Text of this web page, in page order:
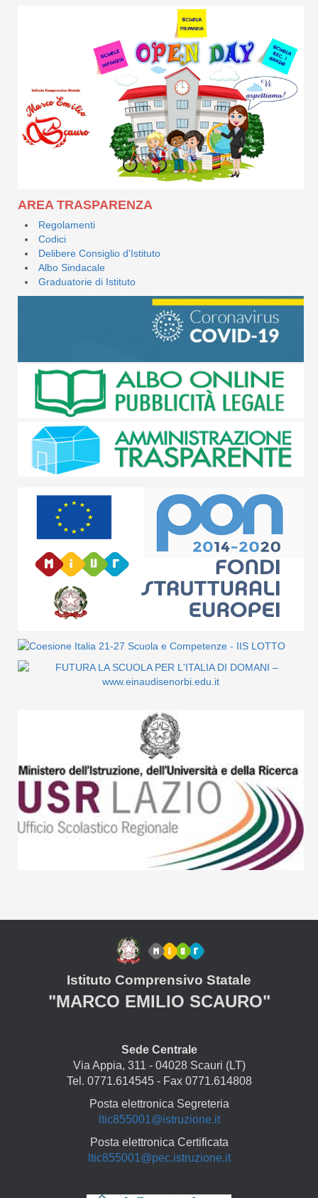
AREA TRASPARENZA
Regolamenti
Codici
Delibere Consiglio d'Istituto
Albo Sindacale
Graduatorie di Istituto
Istituto Comprensivo Statale
"MARCO EMILIO SCAURO"
Sede Centrale
Via Appia, 311 - 04028 Scauri (LT)
Tel. 0771.614545 - Fax 0771.614808
Posta elettronica Segreteria
ltic855001@istruzione.it
Posta elettronica Certificata
ltic855001@pec.istruzione.it